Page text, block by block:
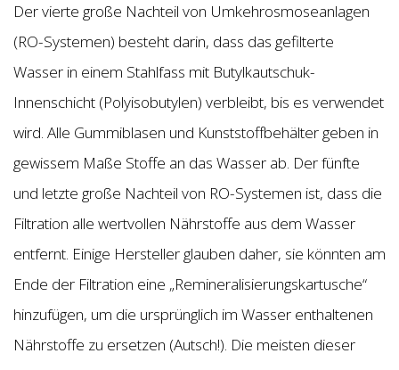
Der vierte große Nachteil von Umkehrosmoseanlagen
(RO-Systemen) besteht darin, dass das gefilterte
Wasser in einem Stahlfass mit Butylkautschuk-
Innenschicht (Polyisobutylen) verbleibt, bis es verwendet
wird. Alle Gummiblasen und Kunststoffbehälter geben in
gewissem Maße Stoffe an das Wasser ab. Der fünfte
und letzte große Nachteil von RO-Systemen ist, dass die
Filtration alle wertvollen Nährstoffe aus dem Wasser
entfernt. Einige Hersteller glauben daher, sie könnten am
Ende der Filtration eine „Remineralisierungskartusche“
hinzufügen, um die ursprünglich im Wasser enthaltenen
Nährstoffe zu ersetzen (Autsch!). Die meisten dieser